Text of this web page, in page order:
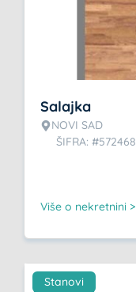
Salajka
NOVI SAD
ŠIFRA: #572468
Više o nekretnini >
Stanovi